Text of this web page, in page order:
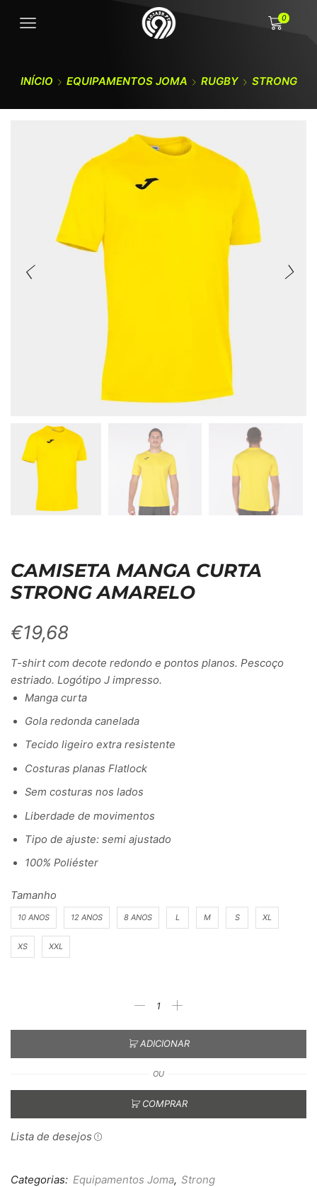
0
INÍCIO EQUIPAMENTOS JOMA RUGBY STRONG
CAMISETA MANGA CURTA
STRONG AMARELO
€19,68
T-shirt com decote redondo e pontos planos. Pescoço
estriado. Logótipo J impresso.
Manga curta
Gola redonda canelada
Tecido ligeiro extra resistente
Costuras planas Flatlock
Sem costuras nos lados
Liberdade de movimentos
Tipo de ajuste: semi ajustado
100% Poliéster
Tamanho
10 ANOS 12 ANOS 8 ANOS L M S XL
XS XXL
ADICIONAR
OU
COMPRAR
Lista de desejos
Categorias: Equipamentos Joma, Strong